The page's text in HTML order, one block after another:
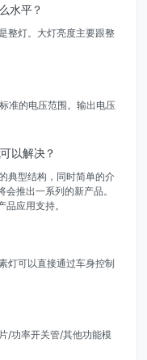
水平？
整灯。大灯亮度主要跟整
准的电压范围。输出电压
以解决？
典型结构，同时简单的介
推出一系列的新产品。
应用支持。
灯可以直接通过车身控制
/功率开关管/其他功能模